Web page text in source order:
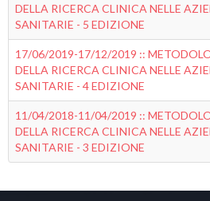
DELLA RICERCA CLINICA NELLE
SANITARIE - 5 EDIZIONE
17/06/2019-17/12/2019 ::
DELLA RICERCA CLINICA NELLE
SANITARIE - 4 EDIZIONE
11/04/2018-11/04/2019 ::
DELLA RICERCA CLINICA NELLE
SANITARIE - 3 EDIZIONE